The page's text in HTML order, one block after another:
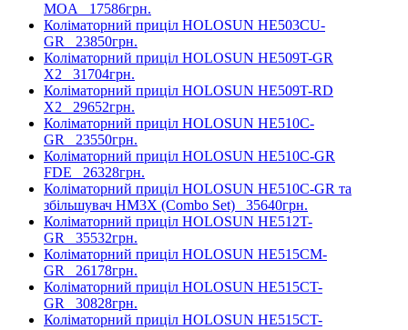
MOA 17586грн.
Коліматорний приціл HOLOSUN HE503CU-
GR 23850грн.
Коліматорний приціл HOLOSUN HE509T-GR
X2 31704грн.
Коліматорний приціл HOLOSUN HE509T-RD
X2 29652грн.
Коліматорний приціл HOLOSUN HE510C-
GR 23550грн.
Коліматорний приціл HOLOSUN HE510C-GR
FDE 26328грн.
Коліматорний приціл HOLOSUN HE510C-GR та
збільшувач HM3X (Combo Set) 35640грн.
Коліматорний приціл HOLOSUN HE512T-
GR 35532грн.
Коліматорний приціл HOLOSUN HE515CM-
GR 26178грн.
Коліматорний приціл HOLOSUN HE515CT-
GR 30828грн.
Коліматорний приціл HOLOSUN HE515CT-